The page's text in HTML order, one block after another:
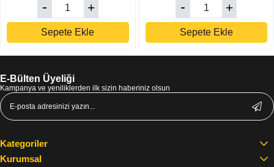
Sepete Ekle Sepete Ekle
E-Bülten Üyeliği
Kampanya ve yeniliklerden ilk sizin haberiniz olsun
Kategoriler
Kurumsal